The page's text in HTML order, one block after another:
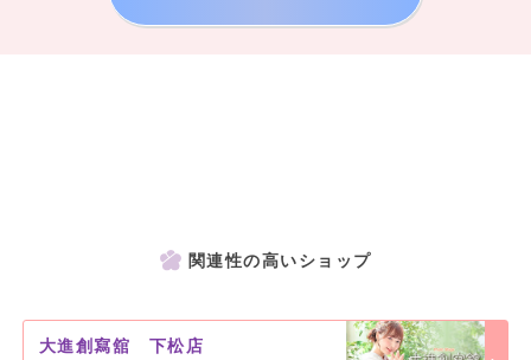
関連性の高いショップ
大進創寫舘 下松店